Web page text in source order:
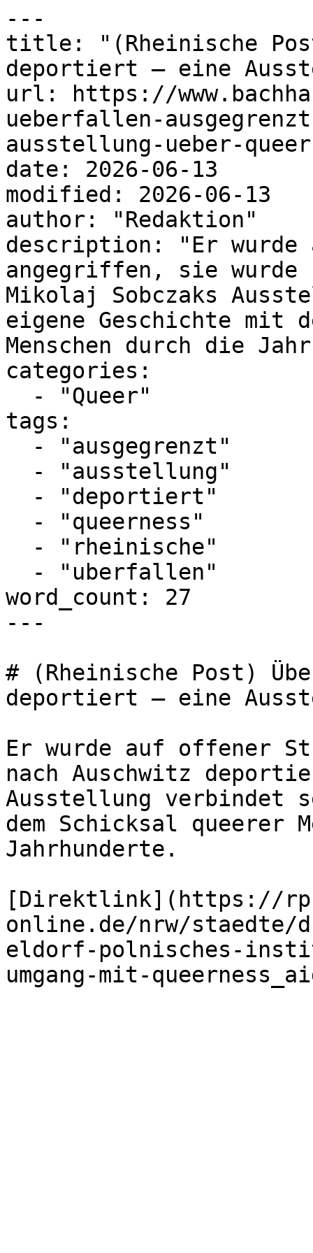
---
title: "(Rheinische
deportiert – eine
url: https://
ueberfallen-
ausstellung-ueber-
date: 2026-06-13
modified: 2026-06-13
author: "Redaktion"
description: "Er wurde
angegriffen, sie wurde
Mikolaj Sobczaks
eigene Geschichte mit
Menschen durch die
categories:
tags:
word_count: 27
---
# (Rheinische Post)
deportiert – eine
Er wurde auf offener
nach Auschwitz
Ausstellung verbindet
dem Schicksal queerer
Jahrhunderte.
[Direktlink](https://
online.de/nrw/staedte/
eldorf-polnisches-
umgang-mit-